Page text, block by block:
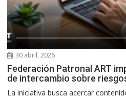
30 abril, 2026
Federación Patronal ART
de intercambio sobre
La iniciativa busca acercar